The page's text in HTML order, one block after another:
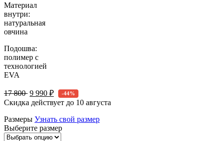
Материал
внутри:
натуральная
овчина
Подошва:
полимер с
технологией
EVA
17 800 9 990 ₽ -44%
Скидка действует до 10 августа
Размеры Узнать свой размер
Выберите размер